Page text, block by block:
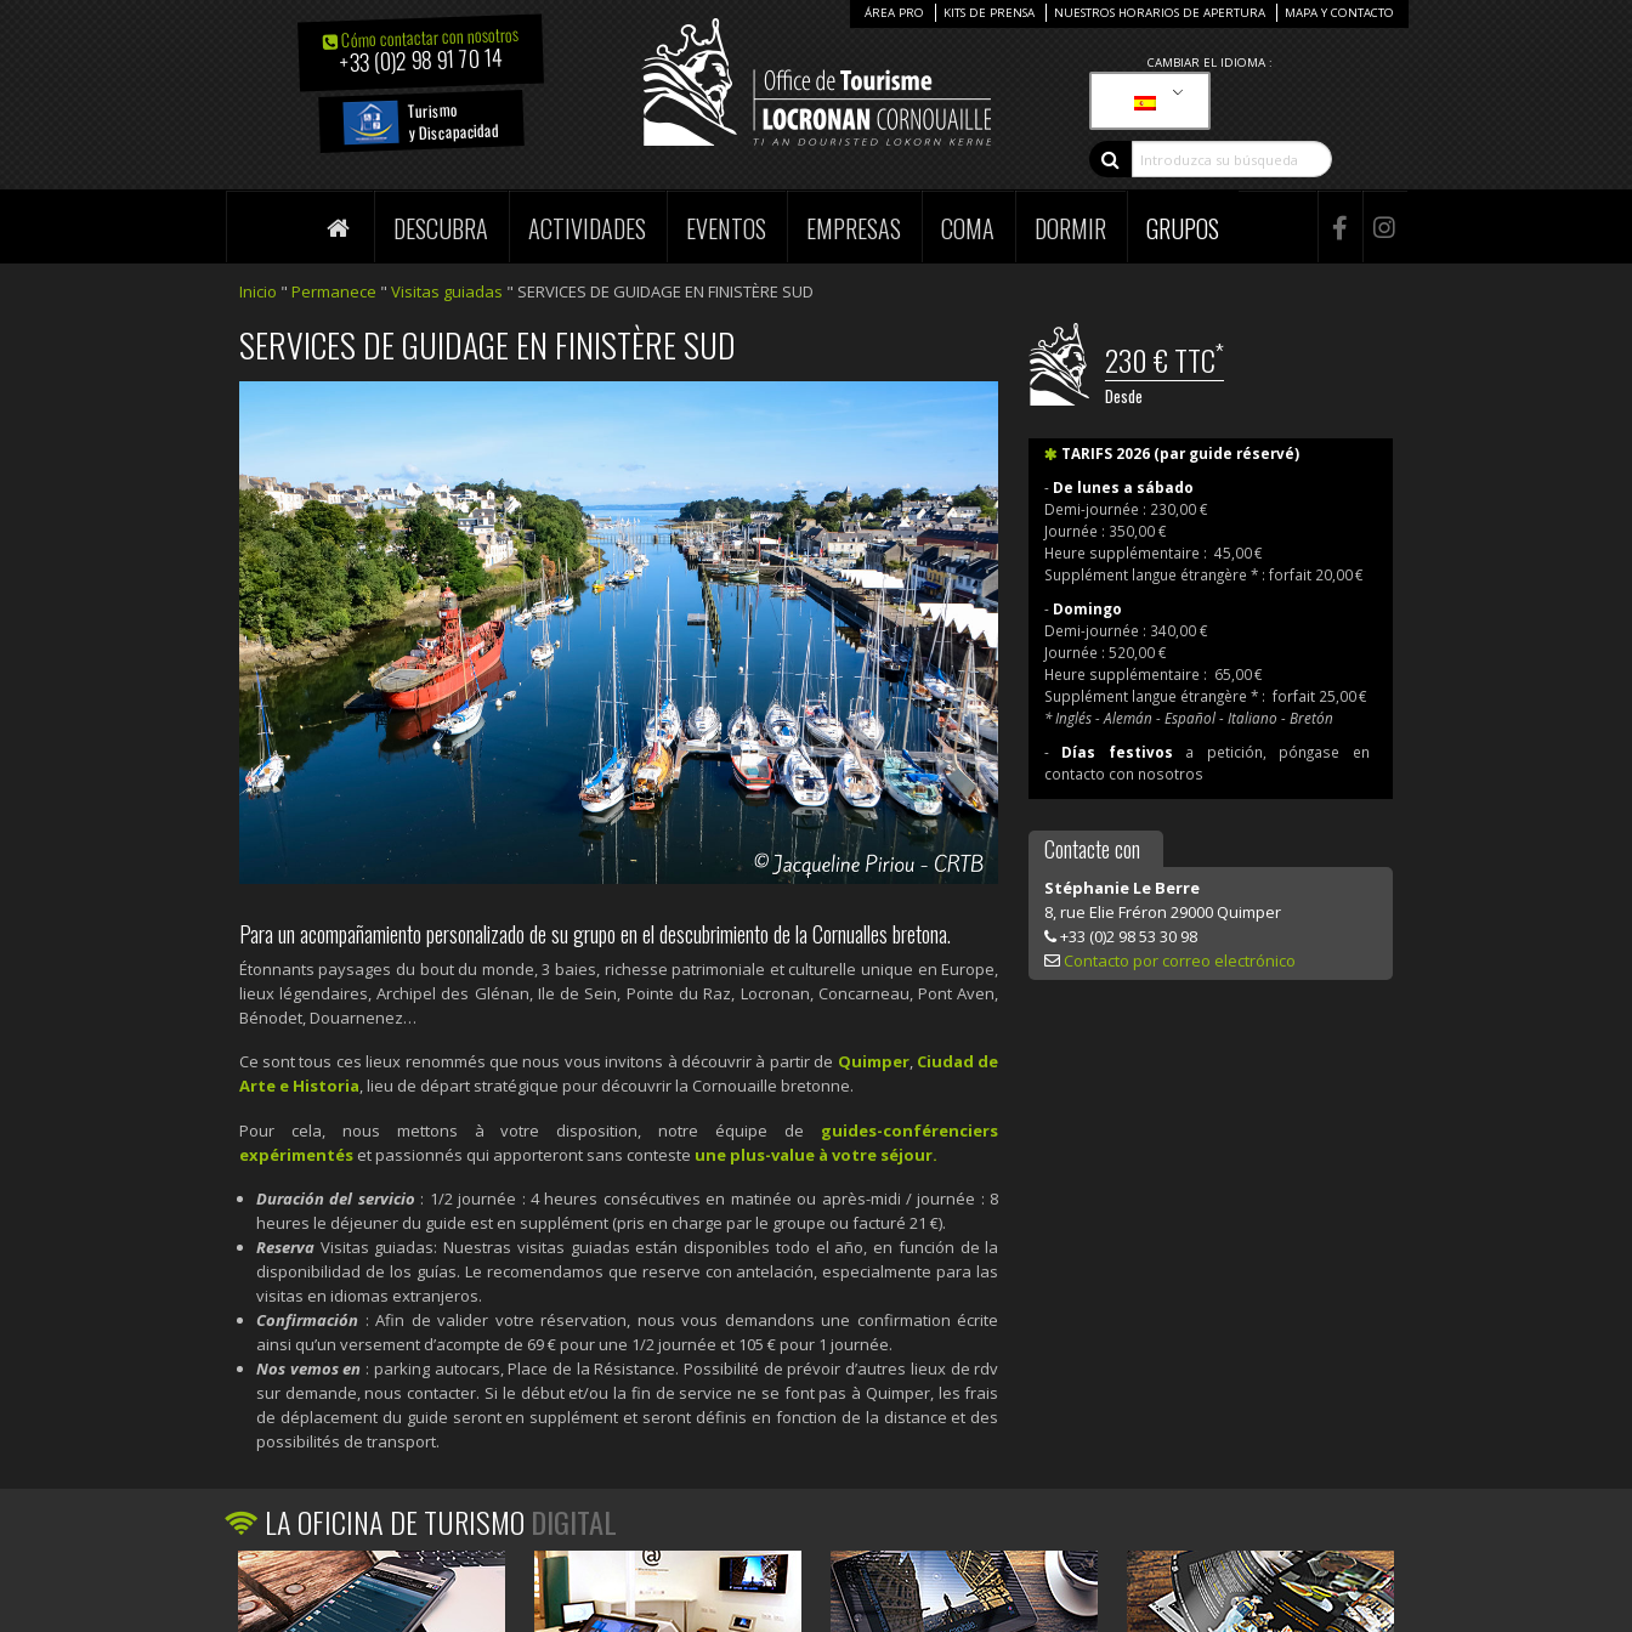
Cómo contactar con nosotros
+33 (0)2 98 91 70 14
Turismo
y Discapacidad
CAMBIAR EL IDIOMA :
ÁREA PRO KITS DE PRENSA NUESTROS HORARIOS DE APERTURA MAPA Y CONTACTO
DESCUBRA ACTIVIDADES EVENTOS EMPRESAS COMA DORMIR GRUPOS
Inicio " Permanece " Visitas guiadas " SERVICES DE GUIDAGE EN FINISTÈRE SUD
SERVICES DE GUIDAGE EN FINISTÈRE SUD
Para un acompañamiento personalizado de su grupo en el descubrimiento de la Cornualles bretona.
Étonnants paysages du bout du monde, 3 baies, richesse patrimoniale et culturelle unique en Europe,
lieux légendaires, Archipel des Glénan, Ile de Sein, Pointe du Raz, Locronan, Concarneau, Pont Aven,
Bénodet, Douarnenez…
Ce sont tous ces lieux renommés que nous vous invitons à découvrir à partir de Quimper, Ciudad de
Arte e Historia, lieu de départ stratégique pour découvrir la Cornouaille bretonne.
Pour cela, nous mettons à votre disposition, notre équipe de guides-conférenciers
expérimentéset passionnés qui apporteront sans conteste une plus-value à votre séjour.
Duración del servicio : 1/2 journée : 4 heures consécutives en matinée ou après-midi / journée : 8
heures le déjeuner du guide est en supplément (pris en charge par le groupe ou facturé 21 €).
ReservaVisitas guiadas: Nuestras visitas guiadas están disponibles todo el año, en función de la
disponibilidad de los guías. Le recomendamos que reserve con antelación, especialmente para las
visitas en idiomas extranjeros.
Confirmación : Afin de valider votre réservation, nous vous demandons une confirmation écrite
ainsi qu’un versement d’acompte de 69 € pour une 1/2 journée et 105 € pour 1 journée.
Nos vemos en : parking autocars, Place de la Résistance. Possibilité de prévoir d’autres lieux de rdv
sur demande, nous contacter. Si le début et/ou la fin de service ne se font pas à Quimper, les frais
de déplacement du guide seront en supplément et seront définis en fonction de la distance et des
possibilités de transport.
230 € TTC*
Desde
TARIFS 2026 (par guide réservé)
- De lunes a sábado
Demi-journée : 230,00 €
Journée : 350,00 €
Heure supplémentaire : 45,00 €
Supplément langue étrangère * : forfait 20,00 €
- Domingo
Demi-journée : 340,00 €
Journée : 520,00 €
Heure supplémentaire : 65,00 €
Supplément langue étrangère * : forfait 25,00 €
* Inglés - Alemán - Español - Italiano - Bretón
- Días festivos a petición, póngase en
contacto con nosotros
Contacte con
Stéphanie Le Berre
8, rue Elie Fréron 29000 Quimper
+33 (0)2 98 53 30 98
Contacto por correo electrónico
LA OFICINA DE TURISMO DIGITAL